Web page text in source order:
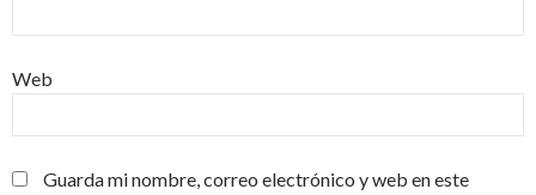
Web
Guarda mi nombre, correo electrónico y web en este